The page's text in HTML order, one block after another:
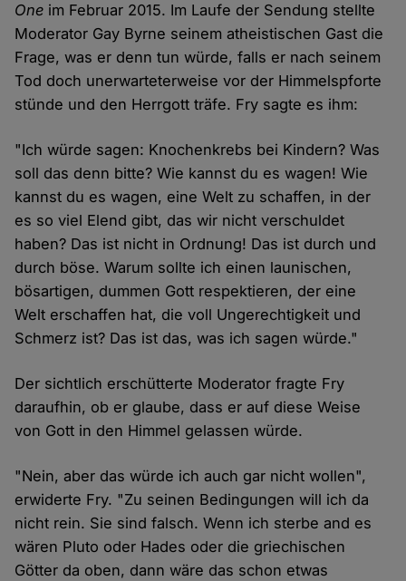
One im Februar 2015. Im Laufe der Sendung stellte
Moderator Gay Byrne seinem atheistischen Gast die
Frage, was er denn tun würde, falls er nach seinem
Tod doch unerwarteterweise vor der Himmelspforte
stünde und den Herrgott träfe. Fry sagte es ihm:
"Ich würde sagen: Knochenkrebs bei Kindern? Was
soll das denn bitte? Wie kannst du es wagen! Wie
kannst du es wagen, eine Welt zu schaffen, in der
es so viel Elend gibt, das wir nicht verschuldet
haben? Das ist nicht in Ordnung! Das ist durch und
durch böse. Warum sollte ich einen launischen,
bösartigen, dummen Gott respektieren, der eine
Welt erschaffen hat, die voll Ungerechtigkeit und
Schmerz ist? Das ist das, was ich sagen würde."
Der sichtlich erschütterte Moderator fragte Fry
daraufhin, ob er glaube, dass er auf diese Weise
von Gott in den Himmel gelassen würde.
"Nein, aber das würde ich auch gar nicht wollen",
erwiderte Fry. "Zu seinen Bedingungen will ich da
nicht rein. Sie sind falsch. Wenn ich sterbe and es
wären Pluto oder Hades oder die griechischen
Götter da oben, dann wäre das schon etwas